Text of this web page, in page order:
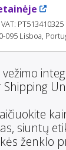
VAT: PT513410325
095 Lisboa,
siuntų
ženklo